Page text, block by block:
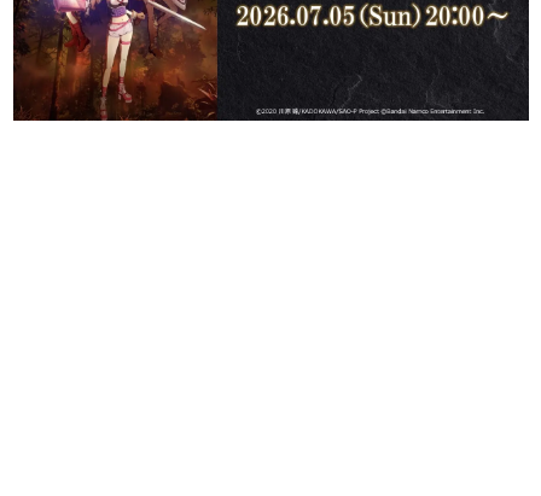
若ゲのいたり〜ゲームクリエイターの青春〜
『うつヌケ』『ペンと箸』等で知られるマンガ家・田中圭
一先生によるゲーム業界レポートマンガです。
なんでゲームは面白い？